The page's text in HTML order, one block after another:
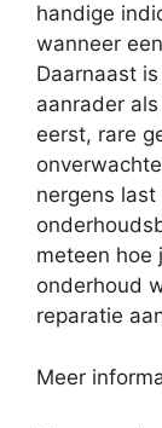
handige
wanneer
Daarnaast
aanrader
eerst, rare
nergens
meteen hoe
onderhoud
reparatie
Meer